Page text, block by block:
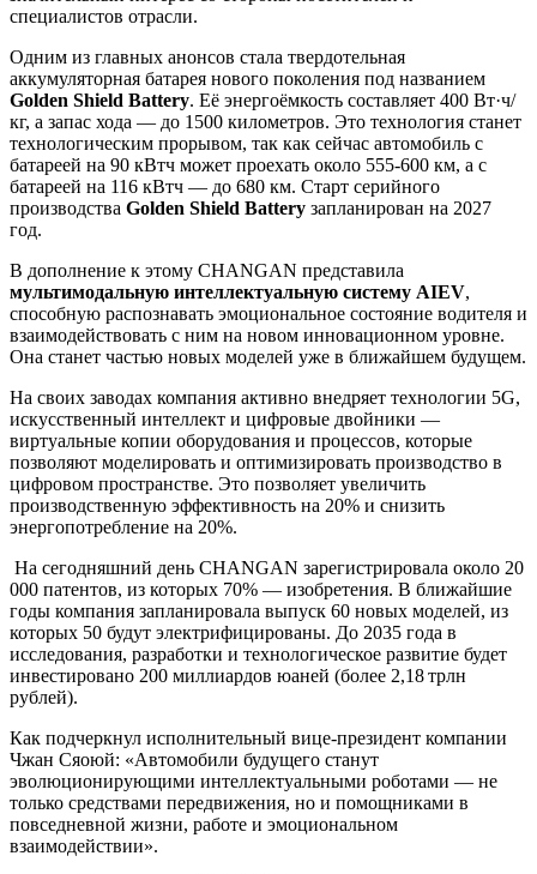
специалистов отрасли.
Одним из главных анонсов стала твердотельная
аккумуляторная батарея нового поколения под названием
Golden Shield Battery. Её энергоёмкость составляет 400 Вт·ч/
кг, а запас хода — до 1500 километров. Это технология станет
технологическим прорывом, так как сейчас автомобиль с
батареей на 90 кВтч может проехать около 555-600 км, а с
батареей на 116 кВтч — до 680 км. Старт серийного
производства Golden Shield Battery запланирован на 2027
год.
В дополнение к этому CHANGAN представила
мультимодальную интеллектуальную систему AIEV,
способную распознавать эмоциональное состояние водителя и
взаимодействовать с ним на новом инновационном уровне.
Она станет частью новых моделей уже в ближайшем будущем.
На своих заводах компания активно внедряет технологии 5G,
искусственный интеллект и цифровые двойники —
виртуальные копии оборудования и процессов, которые
позволяют моделировать и оптимизировать производство в
цифровом пространстве. Это позволяет увеличить
производственную эффективность на 20% и снизить
энергопотребление на 20%.
На сегодняшний день CHANGAN зарегистрировала около 20
000 патентов, из которых 70% — изобретения. В ближайшие
годы компания запланировала выпуск 60 новых моделей, из
которых 50 будут электрифицированы. До 2035 года в
исследования, разработки и технологическое развитие будет
инвестировано 200 миллиардов юаней (более 2,18 трлн
рублей).
Как подчеркнул исполнительный вице-президент компании
Чжан Сяоюй: «Автомобили будущего станут
эволюционирующими интеллектуальными роботами — не
только средствами передвижения, но и помощниками в
повседневной жизни, работе и эмоциональном
взаимодействии».